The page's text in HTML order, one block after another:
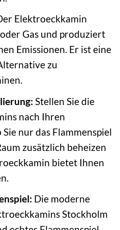
Elektroeckkamin
Gas und produziert
Emissionen. Er ist eine
zu
Stellen Sie die
nach Ihren
nur das Flammenspiel
zusätzlich beheizen
bietet Ihnen
Die moderne
Stockholm